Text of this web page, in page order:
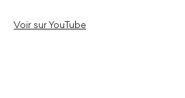
Voir sur YouTube